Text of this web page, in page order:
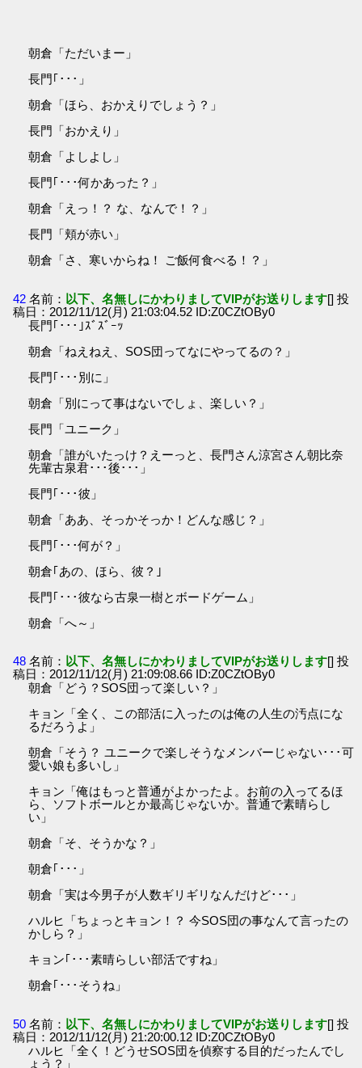
朝倉「ただいまー」
長門｢･･･」
朝倉「ほら、おかえりでしょう？」
長門「おかえり」
朝倉「よしよし」
長門｢･･･何かあった？」
朝倉「えっ！？ な、なんで！？」
長門「頬が赤い」
朝倉「さ、寒いからね！ ご飯何食べる！？」
42 名前： 以下、名無しにかわりましてVIPがお送りします[] 投
稿日：2012/11/12(月) 21:03:04.52 ID:Z0CZtOBy0
長門｢･･･｣ｽﾞｽﾞｰｯ
朝倉「ねえねえ、SOS団ってなにやってるの？」
長門｢･･･別に」
朝倉「別にって事はないでしょ、楽しい？」
長門「ユニーク」
朝倉「誰がいたっけ？えーっと、長門さん涼宮さん朝比奈
先輩古泉君･･･後･･･」
長門｢･･･彼」
朝倉「ああ、そっかそっか！どんな感じ？」
長門｢･･･何が？」
朝倉｢あの、ほら、彼？｣
長門｢･･･彼なら古泉一樹とボードゲーム」
朝倉「へ～」
48 名前： 以下、名無しにかわりましてVIPがお送りします[] 投
稿日：2012/11/12(月) 21:09:08.66 ID:Z0CZtOBy0
朝倉「どう？SOS団って楽しい？」
キョン「全く、この部活に入ったのは俺の人生の汚点にな
るだろうよ」
朝倉「そう？ ユニークで楽しそうなメンバーじゃない･･･可
愛い娘も多いし」
キョン「俺はもっと普通がよかったよ。お前の入ってるほ
ら、ソフトボールとか最高じゃないか。普通で素晴らし
い」
朝倉「そ、そうかな？」
朝倉｢･･･」
朝倉「実は今男子が人数ギリギリなんだけど･･･」
ハルヒ「ちょっとキョン！？ 今SOS団の事なんて言ったの
かしら？」
キョン｢･･･素晴らしい部活ですね」
朝倉｢･･･そうね」
50 名前： 以下、名無しにかわりましてVIPがお送りします[] 投
稿日：2012/11/12(月) 21:20:00.12 ID:Z0CZtOBy0
ハルヒ「全く！どうせSOS団を偵察する目的だったんでし
ょう？」